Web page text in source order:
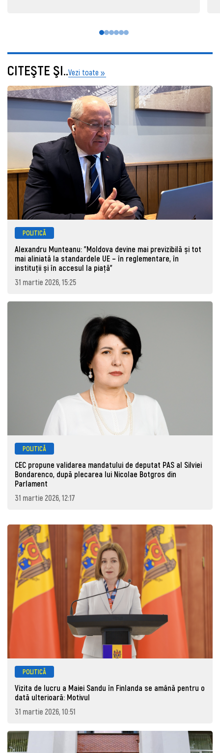
CITEŞTE ŞI..Vezi toate
POLITICĂ
Alexandru Munteanu: "Moldova devine mai previzibilă și tot
mai aliniată la standardele UE – în reglementare, în
instituții și în accesul la piață"
31 martie 2026, 15:25
POLITICĂ
CEC propune validarea mandatului de deputat PAS al Silviei
Bondarenco, după plecarea lui Nicolae Botgros din
Parlament
31 martie 2026, 12:17
POLITICĂ
Vizita de lucru a Maiei Sandu în Finlanda se amână pentru o
dată ulterioară: Motivul
31 martie 2026, 10:51